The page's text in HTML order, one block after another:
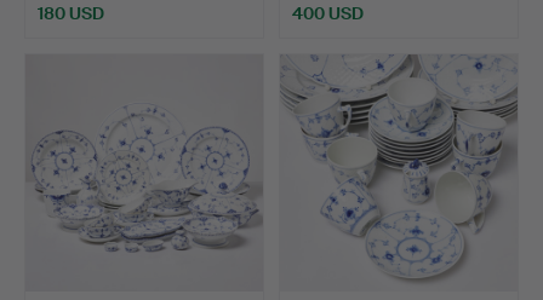
180 USD 400 USD